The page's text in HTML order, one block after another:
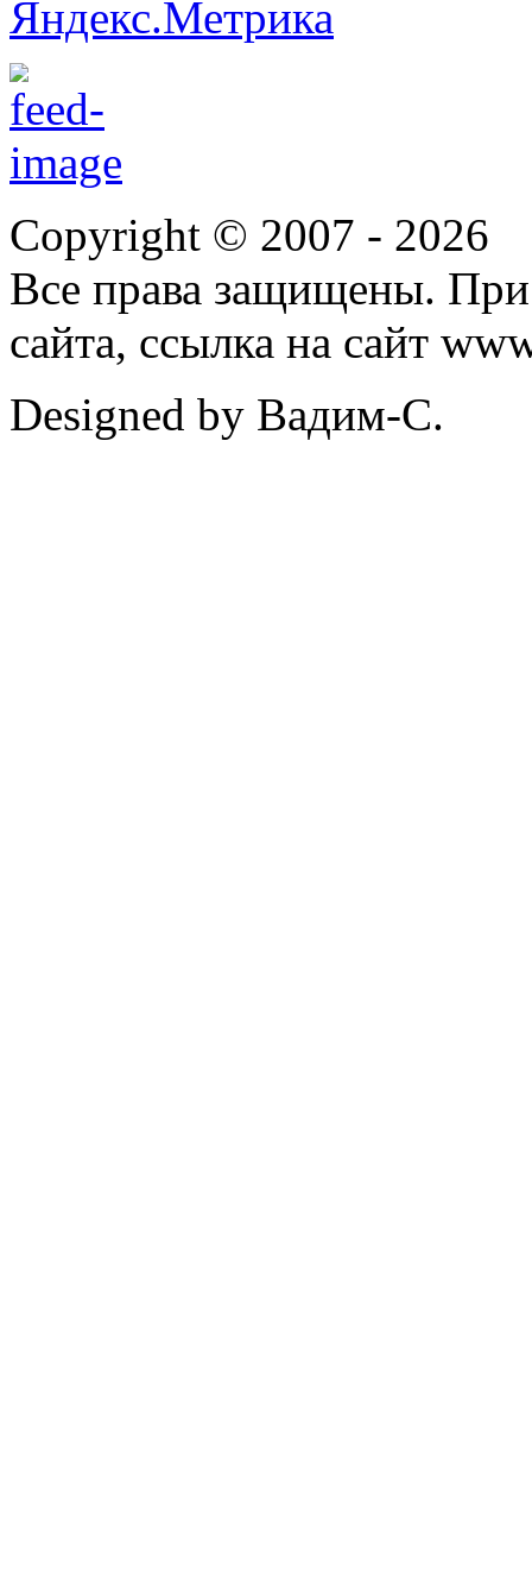
Copyright © 2007 - 2026
Все права защищены. При
сайта, ссылка на сайт
Designed by Вадим-С.